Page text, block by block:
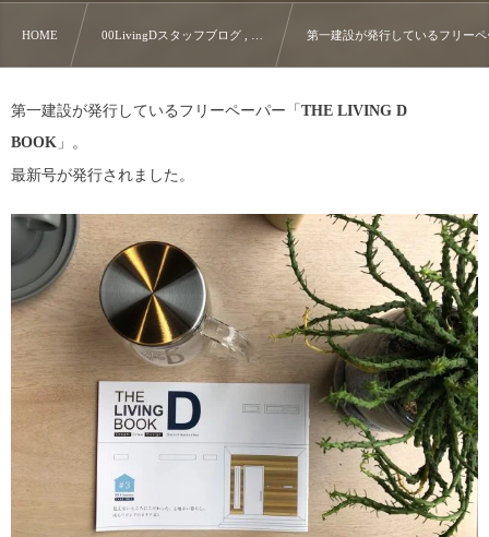
HOME 00LivingDスタッフブログ , … 第一建設が発行しているフリー
第一建設が発行しているフリーペーパー「 THE LIVING D
BOOK 」。
最新号が発行されました。